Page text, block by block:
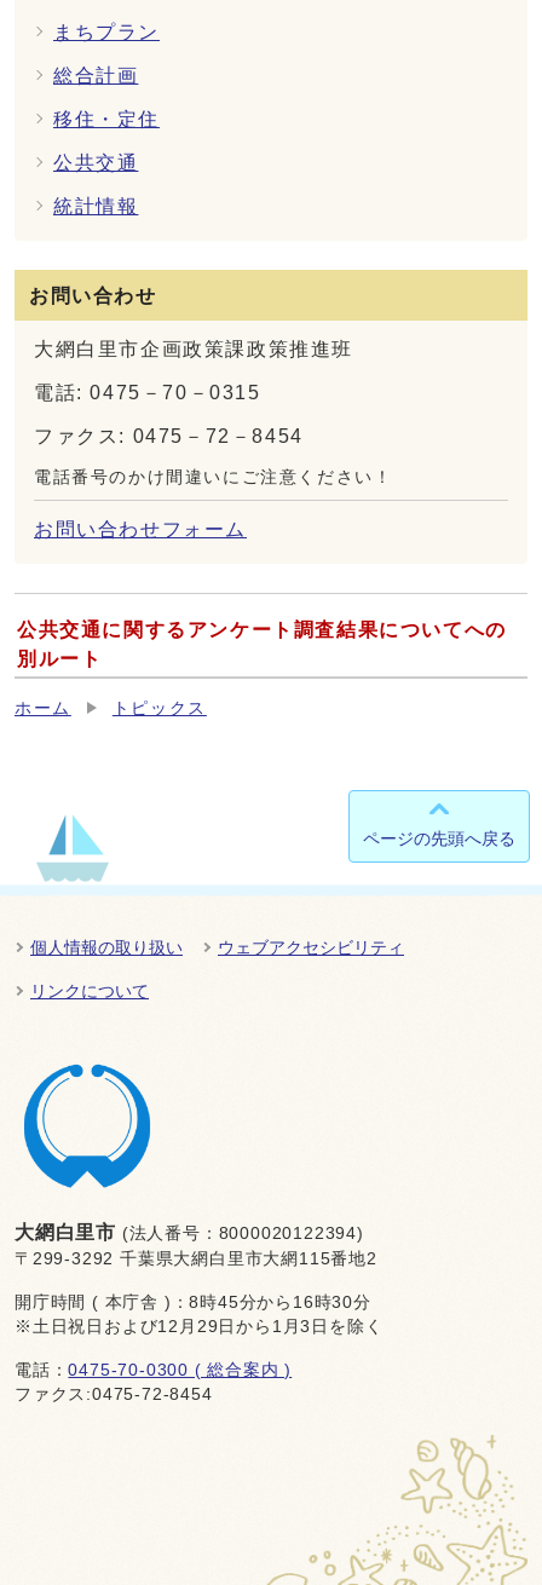
まちプラン
総合計画
移住・定住
公共交通
統計情報
お問い合わせ
大網白里市企画政策課政策推進班
電話: 0475－70－0315
ファクス: 0475－72－8454
電話番号のかけ間違いにご注意ください！
お問い合わせフォーム
公共交通に関するアンケート調査結果についてへの
別ルート
ホーム トピックス
ページの先頭へ戻る
個人情報の取り扱い ウェブアクセシビリティ
リンクについて
大網白里市 (法人番号：8000020122394)
〒299-3292 千葉県大網白里市大網115番地2
開庁時間 ( 本庁舎 )：8時45分から16時30分
※土日祝日および12月29日から1月3日を除く
電話：0475-70-0300 ( 総合案内 )
ファクス:0475-72-8454